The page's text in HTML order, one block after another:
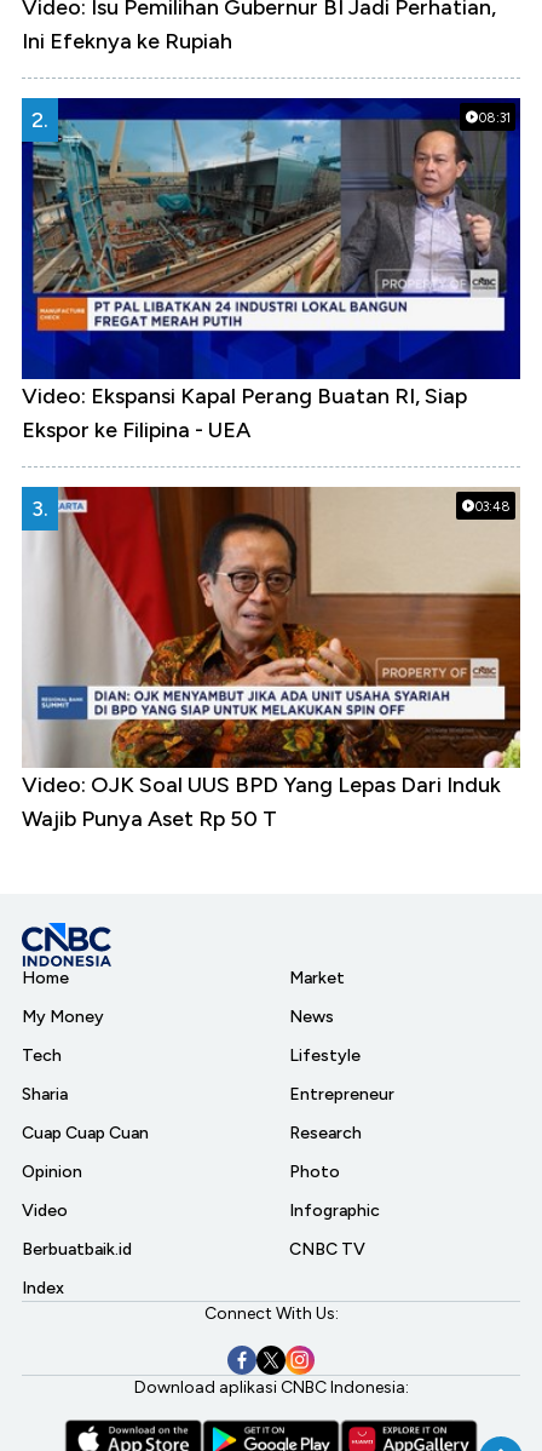
Video: Isu Pemilihan Gubernur BI Jadi Perhatian,
Ini Efeknya ke Rupiah
08:31
2.
Video: Ekspansi Kapal Perang Buatan RI, Siap
Ekspor ke Filipina - UEA
03:48
3.
Video: OJK Soal UUS BPD Yang Lepas Dari Induk
Wajib Punya Aset Rp 50 T
Home
My Money
Tech
Sharia
Cuap Cuap Cuan
Opinion
Video
Berbuatbaik.id
Index
Market
News
Lifestyle
Entrepreneur
Research
Photo
Infographic
CNBC TV
Connect With Us:
Download aplikasi CNBC Indonesia: